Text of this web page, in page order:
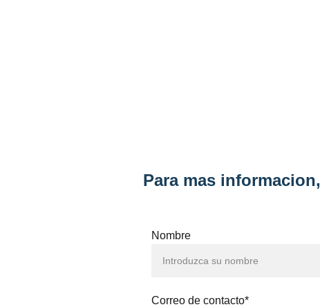
Para mas
Nombre
Correo de contacto*